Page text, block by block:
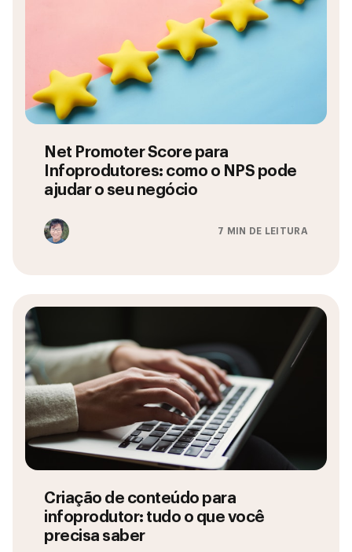
Net Promoter Score para
Infoprodutores: como o NPS pode
ajudar o seu negócio
7 MIN DE LEITURA
Criação de conteúdo para
infoprodutor: tudo o que você
precisa saber